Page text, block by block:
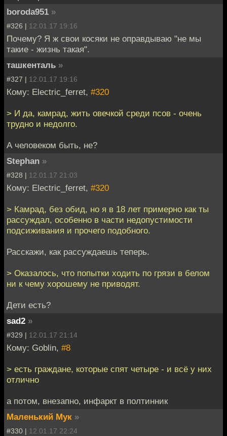
boroda951 »
#326 | 12.01.17 19:16
Почему? Я ж свои косяки не оправдываю "не мы
такие - жизнь такая".
ташкенталь »
#327 | 12.01.17 19:16
Кому: Electric_ferret, #320
> И да, камрад, жить овечкой среди псов - очень
трудно и недолго.
А человеком быть, не?
Stephan »
#328 | 12.01.17 21:03
Кому: Electric_ferret, #320
> Камрад, без обид, но я в 18 лет примерно как ты
рассуждал, особенно в части недопустимости
подсиживания и прочего подобного.
Расскажи, как рассуждаешь теперь.
> Оказалось, что попытки ходить по грязи в белом
ни к чему хорошему не приводят.
Дети есть?
sad2 »
#329 | 12.01.17 21:14
Кому: Goblin, #8
> есть граждане, которые спят четыре - и всё у них
отлично
а потом, внезапно, инфаркт в полтинник
Маленький Мук »
#330 | 12.01.17 22:24